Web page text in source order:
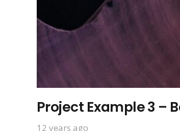
Project Example 3 –
12 years ago